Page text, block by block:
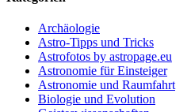
Archäologie
Astro-Tipps und Tricks
Astrofotos by astropage.eu
Astronomie für Einsteiger
Astronomie und Raumfahrt
Biologie und Evolution